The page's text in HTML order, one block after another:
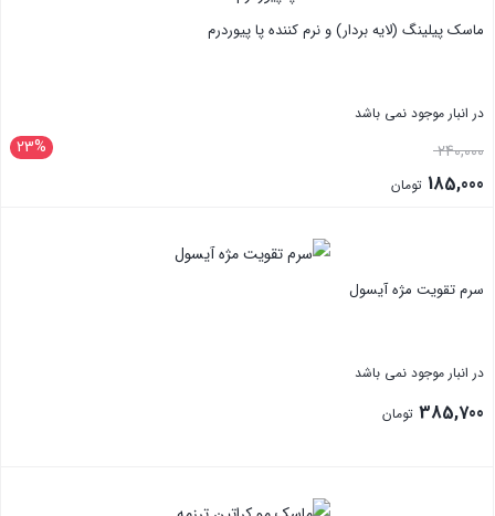
ماسک پیلینگ (لایه بردار) و نرم کننده پا پیوردرم
در انبار موجود نمی باشد
23% 240,000قیمت
اصلی:185,000 تومان
سرم تقویت مژه آیسول
در انبار موجود نمی باشد
385,700 تومان